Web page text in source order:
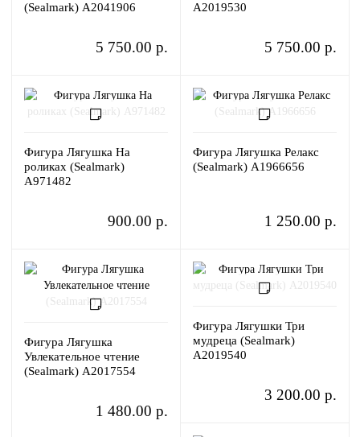
(Sealmark) A2041906
5 750.00 р.
A2019530
5 750.00 р.
Фигура Лягушка На
роликах (Sealmark)
A971482
900.00 р.
Фигура Лягушка Релакс
(Sealmark) A1966656
1 250.00 р.
Фигура Лягушка
Увлекательное чтение
(Sealmark) A2017554
1 480.00 р.
Фигура Лягушки Три
мудреца (Sealmark)
A2019540
3 200.00 р.